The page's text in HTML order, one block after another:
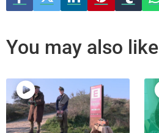
You may also like